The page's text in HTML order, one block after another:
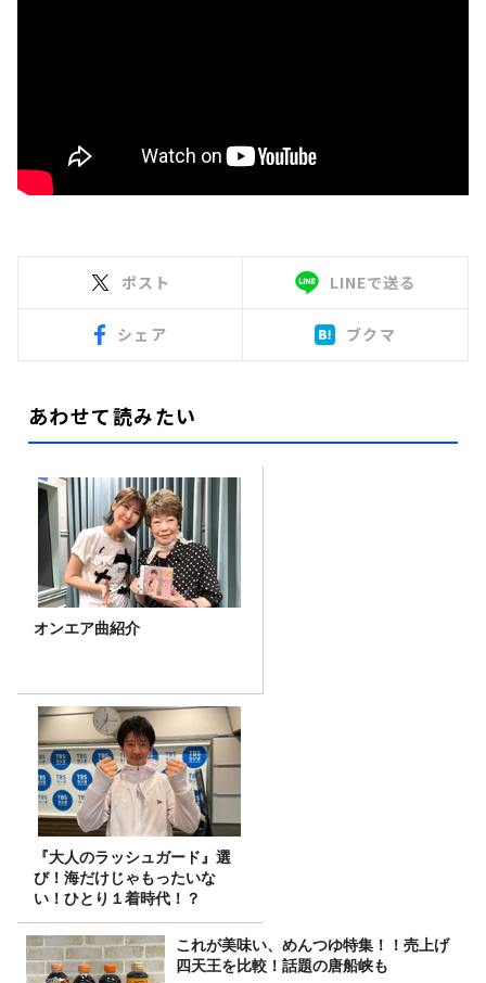
ポスト LINEで送る
シェア ブクマ
あわせて読みたい
オンエア曲紹介
『大人のラッシュガード』選
び！海だけじゃもったいな
い！ひとり１着時代！？
これが美味い、めんつゆ特集！！売上げ
四天王を比較！話題の唐船峡も